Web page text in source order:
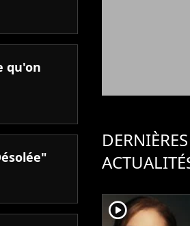
qu'on
DERNIÈRES
player2